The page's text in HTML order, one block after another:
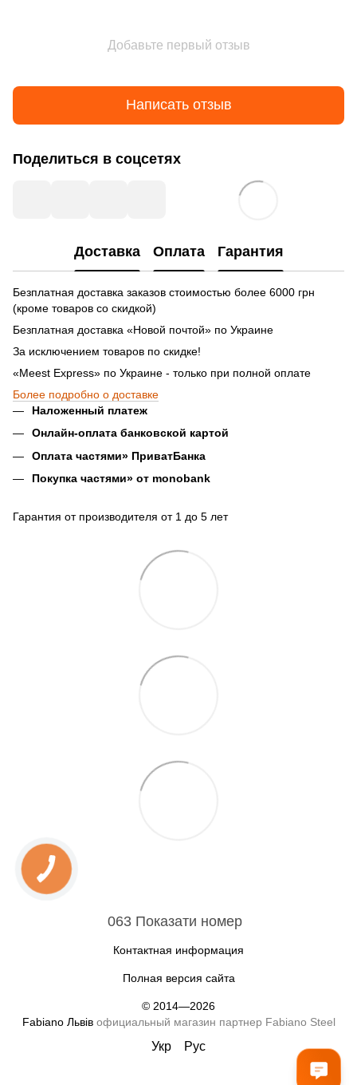
Добавьте первый отзыв
Написать отзыв
Поделиться в соцсетях
Доставка Оплата Гарантия
Безплатная доставка заказов стоимостью более 6000 грн
(кроме товаров со скидкой)
Безплатная доставка «Новой почтой» по Украине
За исключением товаров по скидке!
«Meest Express» по Украине - только при полной оплате
Более подробно о доставке
Наложенный платеж
Онлайн-оплата банковской картой
Оплата частями» ПриватБанка
Покупка частями» от monobank
Гарантия от производителя от 1 до 5 лет
063 Показати номер
Контактная информация
Полная версия сайта
© 2014—2026
Fabiano Львів официальный магазин партнер Fabiano Steel
Укр Рус